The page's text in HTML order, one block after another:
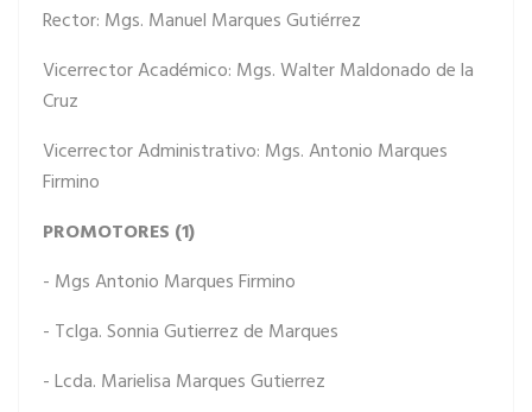
Rector: Mgs. Manuel Marques Gutiérrez
Vicerrector Académico: Mgs. Walter Maldonado de la
Cruz
Vicerrector Administrativo: Mgs. Antonio Marques
Firmino
PROMOTORES (1)
- Mgs Antonio Marques Firmino
- Tclga. Sonnia Gutierrez de Marques
- Lcda. Marielisa Marques Gutierrez